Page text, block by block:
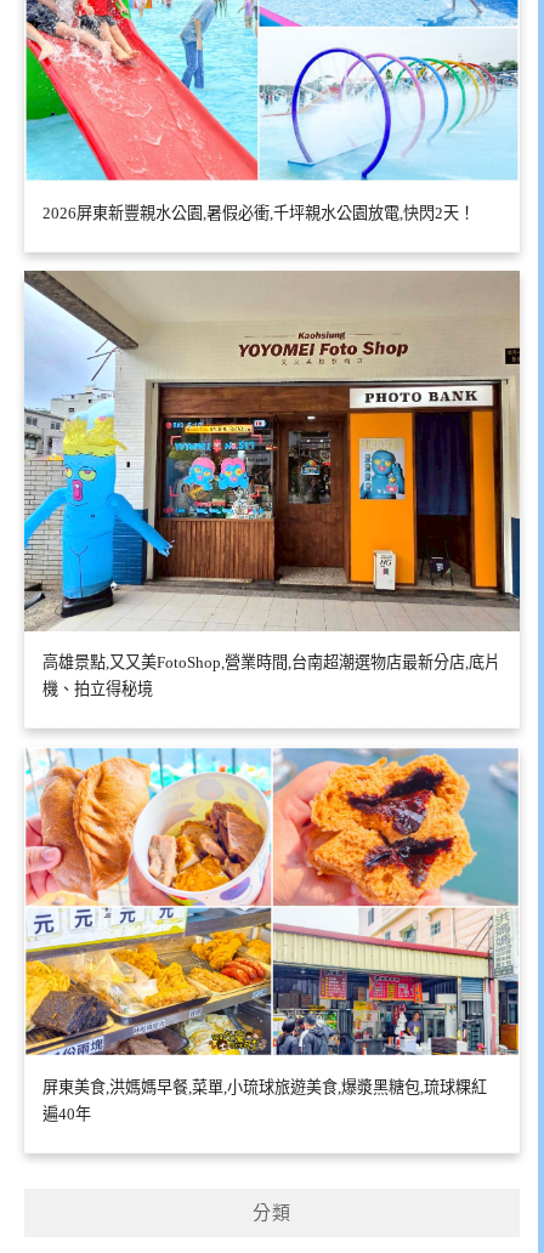
2026屏東新豐親水公園,暑假必衝,千坪親水公園放電,快閃2天！
高雄景點,又又美FotoShop,營業時間,台南超潮選物店最新分店,底片
機、拍立得秘境
屏東美食,洪媽媽早餐,菜單,小琉球旅遊美食,爆漿黑糖包,琉球粿紅
遍40年
分類